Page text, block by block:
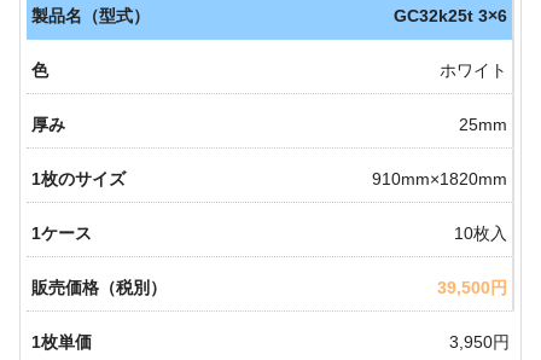
GC32k25t 3×6
ホワイト
25mm
910mm×1820mm
10枚入
39,500円
3,950円